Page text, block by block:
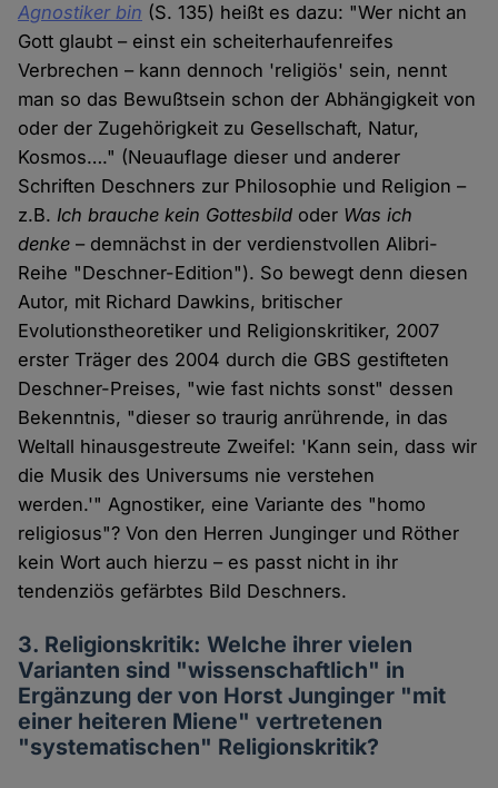
Agnostiker bin (S. 135) heißt es dazu: "Wer nicht an
Gott glaubt – einst ein scheiterhaufenreifes
Verbrechen – kann dennoch 'religiös' sein, nennt
man so das Bewußtsein schon der Abhängigkeit von
oder der Zugehörigkeit zu Gesellschaft, Natur,
Kosmos…." (Neuauflage dieser und anderer
Schriften Deschners zur Philosophie und Religion –
z.B.Ich brauche kein Gottesbild oder Was ich
denke – demnächst in der verdienstvollen Alibri-
Reihe "Deschner-Edition"). So bewegt denn diesen
Autor, mit Richard Dawkins, britischer
Evolutionstheoretiker und Religionskritiker, 2007
erster Träger des 2004 durch die GBS gestifteten
Deschner-Preises, "wie fast nichts sonst" dessen
Bekenntnis, "dieser so traurig anrührende, in das
Weltall hinausgestreute Zweifel: 'Kann sein, dass wir
die Musik des Universums nie verstehen
werden.'" Agnostiker, eine Variante des "homo
religiosus"? Von den Herren Junginger und Röther
kein Wort auch hierzu – es passt nicht in ihr
tendenziös gefärbtes Bild Deschners.
3. Religionskritik: Welche ihrer vielen
Varianten sind "wissenschaftlich" in
Ergänzung der von Horst Junginger "mit
einer heiteren Miene" vertretenen
"systematischen" Religionskritik?